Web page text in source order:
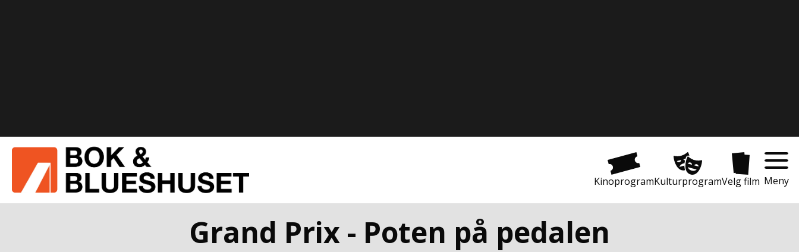
KinoprogramKulturprogramVelg film Meny
Grand Prix - Poten på pedalen